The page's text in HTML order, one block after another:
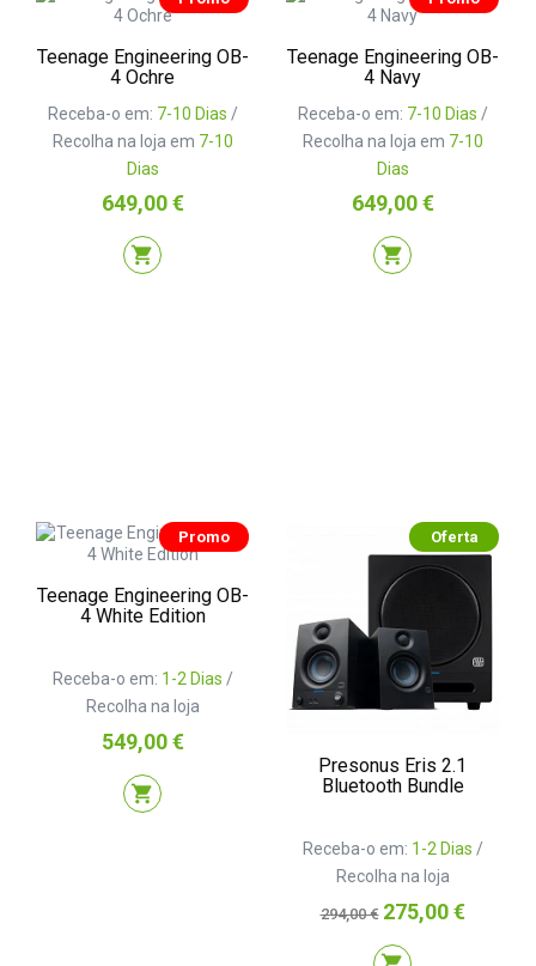
Teenage Engineering OB-
4 Ochre
Receba-o em: 7-10 Dias /
Recolha na loja em 7-10
Dias
Preço
649,00 €
shopping_cart
Teenage Engineering OB-
4 Navy
Receba-o em: 7-10 Dias /
Recolha na loja em 7-10
Dias
Preço
649,00 €
shopping_cart
Promo
Teenage Engineering OB-
4 White Edition
Receba-o em: 1-2 Dias /
Recolha na loja
Preço
549,00 €
shopping_cart
Oferta
Presonus Eris 2.1
Bluetooth Bundle
Receba-o em: 1-2 Dias /
Recolha na loja
Preço
normal
294,00 € Preço
275,00 €